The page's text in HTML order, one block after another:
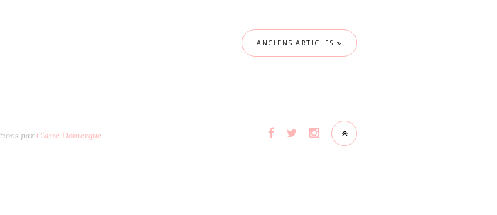
ANCIENS ARTICLES
parClaire Domergue